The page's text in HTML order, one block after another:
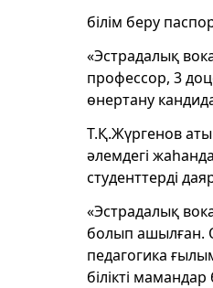
білім беру
«Эстрадалық
профессор, 3
өнертану
Т.Қ.Жүргенов
әлемдегі
студенттерді
«Эстрадалық
болып ашылған.
педагогика
білікті